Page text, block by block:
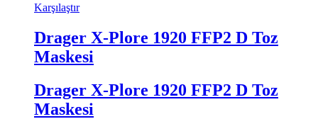
Karşılaştır
Drager X-Plore 1920 FFP2 D Toz
Maskesi
Drager X-Plore 1920 FFP2 D Toz
Maskesi